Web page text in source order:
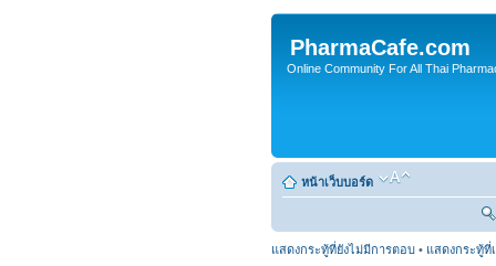
PharmaCafe.com
Online Community For All Thai
หน้าเว็บบอร์ด
แสดงกระทู้ที่ยังไม่มีการตอบ • แสดงกระทู้ที่